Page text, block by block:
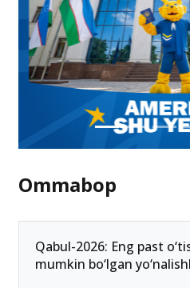
Ommabop
Qabul-2026: Eng past
mumkin bo‘lgan